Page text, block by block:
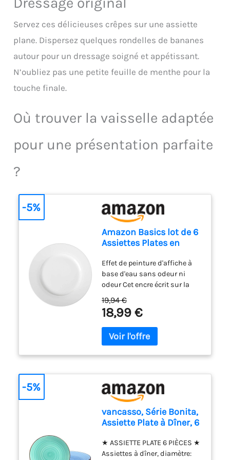
Conditionnement en pots de
recyclables, préservant la
fraîcheur et la qualité de la
respectant l'environnement
Polyvalence Culinaire: Parfaite
pâtisserie pour apporter une
touche gourmande
créations
onctueuse et généreuse en
360g 📜 HISTOIRE : Bonne
Maman naît en 1971 à Biars-
sur-Cère, un petit village au
coeur du Lot, dans une belle
région fruitière, au confluent
Servez ces délicieuses crêpes sur une assiette
plane. Dispersez quelques rondelles de bananes
autour pour un dressage soigné et appétissant.
N’oubliez pas une petite feuille de menthe pour la
touche finale.
Où trouver la vaisselle adaptée
pour une présentation parfaite
?
Amazon Basics lot de 6
Assiettes Plates en
Effet de peinture d'affiche à
base d'eau sans odeur ni
odeur Cet encre écrit sur la
plupart des surfaces. Papier,
carton, métal, plastique, verre,
pierre, toile, tissu, etc. Produit
une couleur opaque et
éclatante L’encre ne traverse
fine : 0,9-1,3 mm.
19,94 €
18,99 €
-5%
vancasso, Série Bonita,
Assiette Plate à Dîner, 6
en Céramique, 27cm,
Style Minimaliste
★ ASSIETTE PLATE 6 PIÈCES ★
Assiettes à dîner, diamètre:
-5%